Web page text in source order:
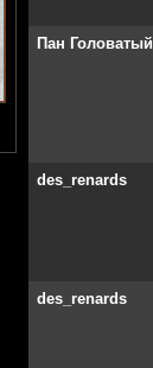
Пан Головатый
des_renards
des_renards